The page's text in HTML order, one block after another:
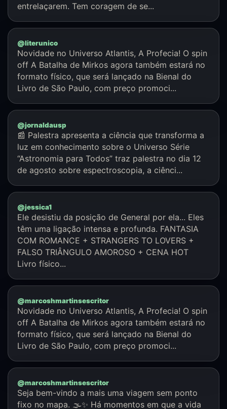
entrelaçarem. Tem coragem de se...
@literunico
Novidade no Universo Atlantis, A Profecia! O spin
off A Batalha de Mirkos agora também estará no
formato físico, que será lançado na Bienal do
Livro de São Paulo, com preço promoci...
@jornaldausp
📰 Palestra apresenta a ciência que transforma a
luz em conhecimento sobre o Universo Série
“Astronomia para Todos” traz palestra no dia 12
de agosto sobre espectroscopia, a ciênci...
@jessica1
Ele desistiu da posição de General por ela... Eles
têm uma ligação intensa e profunda. FANTASIA
COM ROMANCE + STRANGERS TO LOVERS +
FALSO TRIÂNGULO AMOROSO + CENA HOT
Livro físico...
@marcoshmartinsescritor
Novidade no Universo Atlantis, A Profecia! O spin
off A Batalha de Mirkos agora também estará no
formato físico, que será lançado na Bienal do
Livro de São Paulo, com preço promoci...
@marcoshmartinsescritor
Seja bem-vindo a mais uma viagem sem ponto
fixo no mapa. 🌫️✨ Há momentos em que a vida